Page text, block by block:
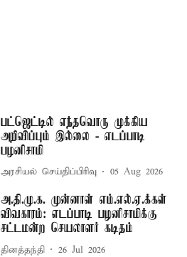
பட்ஜெட்டில் எந்தவொரு முக்கிய
அறிவிப்பும் இல்லை - எடப்பாடி
பழனிசாமி
அரசியல் செய்திப்பிரிவு 05 Aug 2026
அ.தி.மு.க. முன்னாள் எம்.எல்.ஏ.க்கள்
விவகாரம்: எடப்பாடி பழனிசாமிக்கு
சட்டமன்ற செயலாளர் கடிதம்
தினத்தந்தி 26 Jul 2026